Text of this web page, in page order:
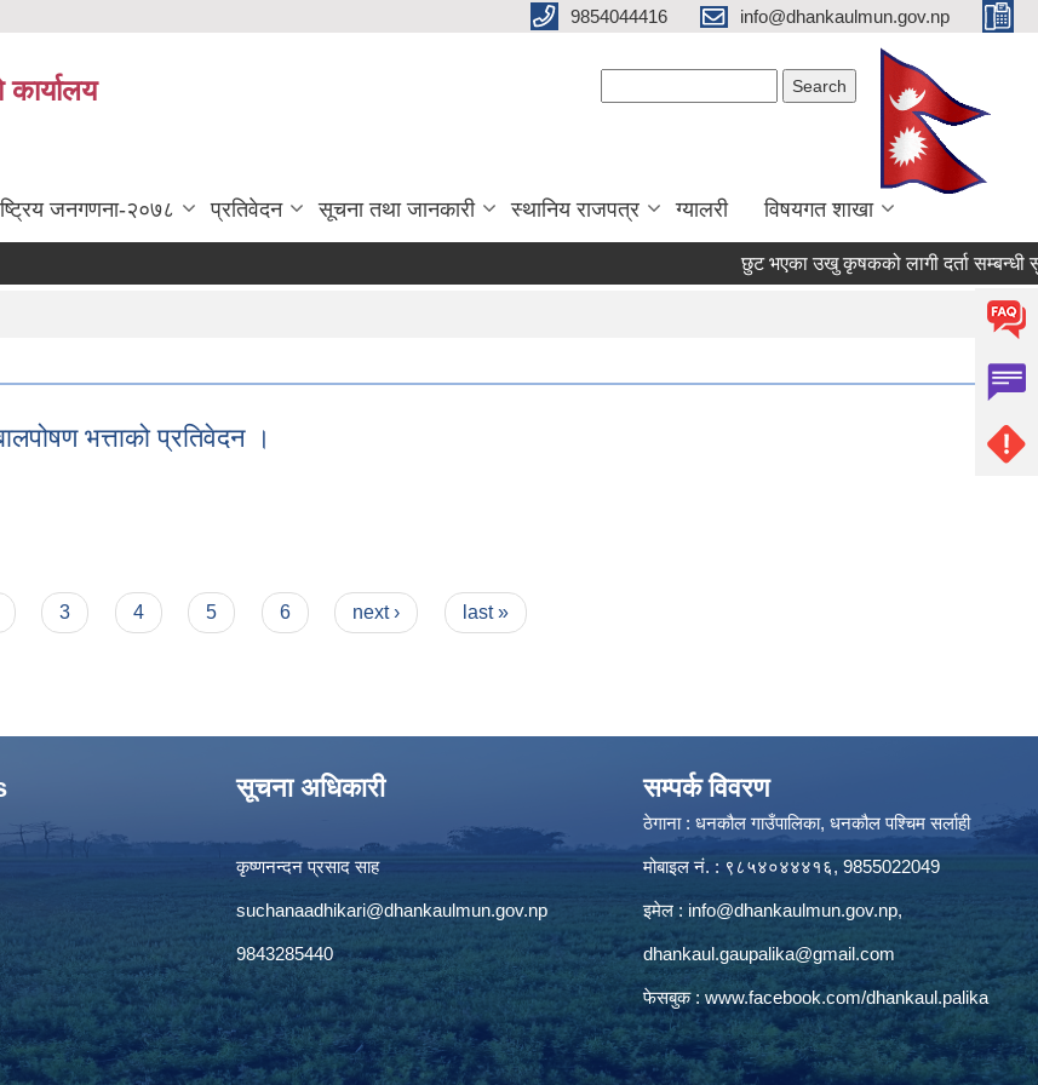
9854044416 info@dhankaulmun.gov.np
जनगणना-२०७८ प्रतिवेदन सूचना तथा जानकारी स्थानिय राजपत्र ग्यालरी विषयगत शाखा
छुट भएका उखु कृषकको लागी दर्ता सम्बन्धी
भत्ताको प्रतिवेदन ।
3 4 5 6 next › last »
सूचना अधिकारी
कृष्णनन्दन प्रसाद साह
suchanaadhikari@dhankaulmun.gov.np
9843285440
सम्पर्क विवरण
ठेगाना : धनकौल गाउँपालिका, धनकौल पश्चिम सर्लाही
मोबाइल नं. : ९८५४०४४४१६, 9855022049
इमेल : info@dhankaulmun.gov.np,
dhankaul.gaupalika@gmail.com
फेसबुक : www.facebook.com/dhankaul.palika